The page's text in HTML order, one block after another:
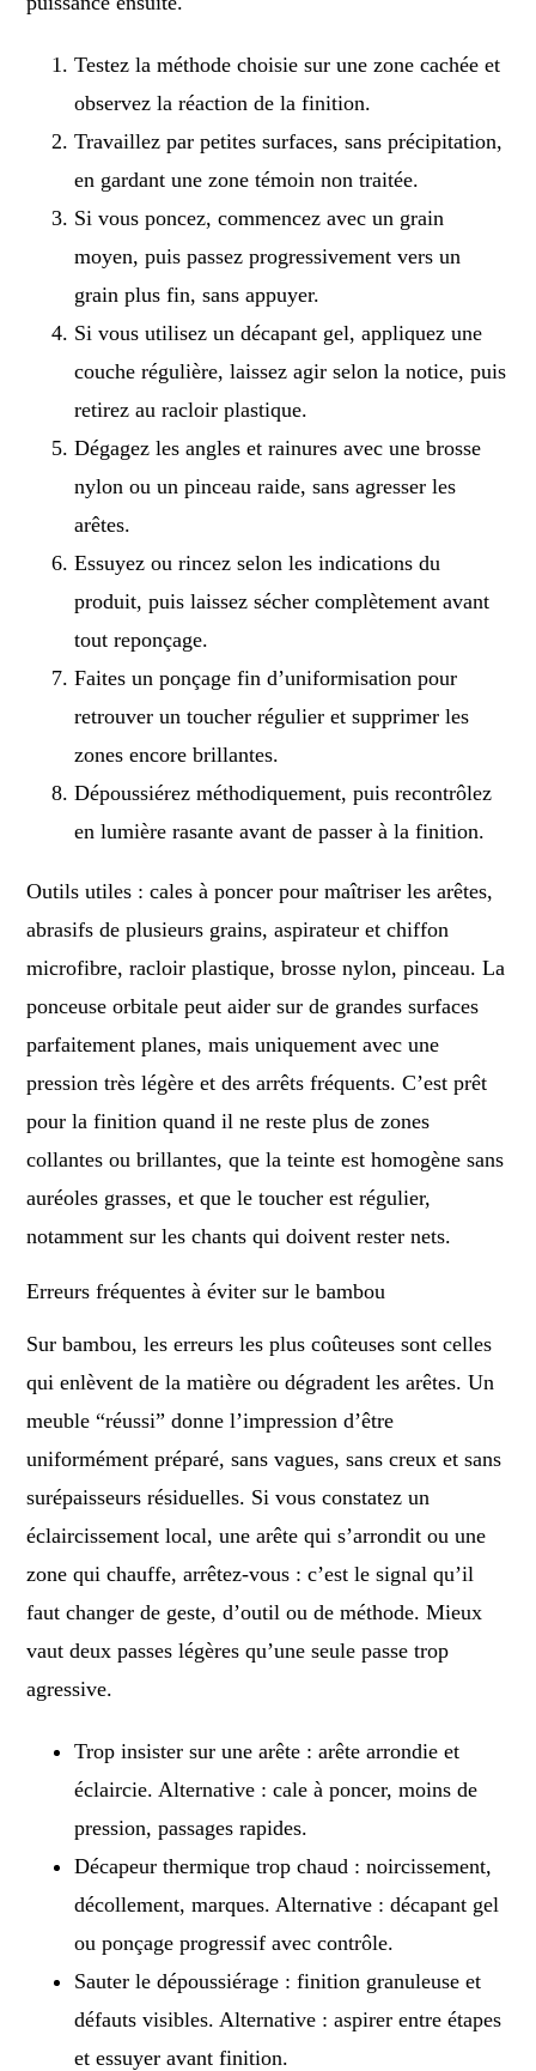
Testez la méthode choisie sur une zone cachée et
observez la réaction de la finition.
Travaillez par petites surfaces, sans précipitation,
en gardant une zone témoin non traitée.
Si vous poncez, commencez avec un grain
moyen, puis passez progressivement vers un
grain plus fin, sans appuyer.
Si vous utilisez un décapant gel, appliquez une
couche régulière, laissez agir selon la notice, puis
retirez au racloir plastique.
Dégagez les angles et rainures avec une brosse
nylon ou un pinceau raide, sans agresser les
arêtes.
Essuyez ou rincez selon les indications du
produit, puis laissez sécher complètement avant
tout reponçage.
Faites un ponçage fin d’uniformisation pour
retrouver un toucher régulier et supprimer les
zones encore brillantes.
Dépoussiérez méthodiquement, puis recontrôlez
en lumière rasante avant de passer à la finition.
Outils utiles : cales à poncer pour maîtriser les arêtes,
abrasifs de plusieurs grains, aspirateur et chiffon
microfibre, racloir plastique, brosse nylon, pinceau. La
ponceuse orbitale peut aider sur de grandes surfaces
parfaitement planes, mais uniquement avec une
pression très légère et des arrêts fréquents. C’est prêt
pour la finition quand il ne reste plus de zones
collantes ou brillantes, que la teinte est homogène sans
auréoles grasses, et que le toucher est régulier,
notamment sur les chants qui doivent rester nets.
Erreurs fréquentes à éviter sur le bambou
Sur bambou, les erreurs les plus coûteuses sont celles
qui enlèvent de la matière ou dégradent les arêtes. Un
meuble “réussi” donne l’impression d’être
uniformément préparé, sans vagues, sans creux et sans
surépaisseurs résiduelles. Si vous constatez un
éclaircissement local, une arête qui s’arrondit ou une
zone qui chauffe, arrêtez-vous : c’est le signal qu’il
faut changer de geste, d’outil ou de méthode. Mieux
vaut deux passes légères qu’une seule passe trop
agressive.
Trop insister sur une arête : arête arrondie et
éclaircie. Alternative : cale à poncer, moins de
pression, passages rapides.
Décapeur thermique trop chaud : noircissement,
décollement, marques. Alternative : décapant gel
ou ponçage progressif avec contrôle.
Sauter le dépoussiérage : finition granuleuse et
défauts visibles. Alternative : aspirer entre étapes
et essuyer avant finition.